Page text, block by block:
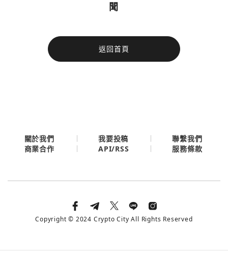
聞
返回首頁
今日熱門
今日熱門
關於我們 我要投稿
聯繫我們
商業合作
API/RSS 服務條款
Copyright © 2024 Crypto City All Rights Reserved